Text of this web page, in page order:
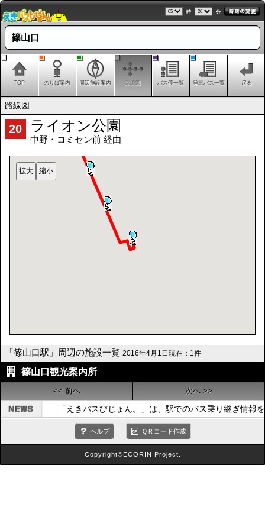
時 分
篠山口
TOP のりば案内 周辺施設案内 路線図 バス停一覧 発車バス一覧 戻る
路線図
20 ライオン公園
中野・コミセン前 経由
「篠山口駅」周辺の施設一覧 2016年4月1日現在：1件
篠山口観光案内所
<< 前へ 次へ >>
「えきバスびじょん。」は、駅でのバス乗り継ぎ情報
ヘルプ ＱＲコード作成
Copyright©ECORIN Project.